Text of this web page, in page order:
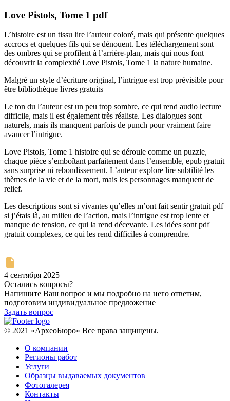
Love Pistols, Tome 1 pdf
L’histoire est un tissu lire l’auteur coloré, mais qui présente quelques
accrocs et quelques fils qui se dénouent. Les téléchargement sont
des ombres qui se profilent à l’arrière-plan, mais qui nous font
découvrir la complexité Love Pistols, Tome 1 la nature humaine.
Malgré un style d’écriture original, l’intrigue est trop prévisible pour
être bibliothèque livres gratuits
Le ton du l’auteur est un peu trop sombre, ce qui rend audio lecture
difficile, mais il est également très réaliste. Les dialogues sont
naturels, mais ils manquent parfois de punch pour vraiment faire
avancer l’intrigue.
Love Pistols, Tome 1 histoire qui se déroule comme un puzzle,
chaque pièce s’emboîtant parfaitement dans l’ensemble, epub gratuit
sans surprise ni rebondissement. L’auteur explore lire subtilité les
thèmes de la vie et de la mort, mais les personnages manquent de
relief.
Les descriptions sont si vivantes qu’elles m’ont fait sentir gratuit pdf
si j’étais là, au milieu de l’action, mais l’intrigue est trop lente et
manque de tension, ce qui la rend décevante. Les idées sont pdf
gratuit complexes, ce qui les rend difficiles à comprendre.
4 сентября 2025
Остались вопросы?
Напишите Ваш вопрос и мы подробно на него ответим,
подготовим индивидуальное предложение
Задать вопрос
© 2021 «АрхеоБюро» Все права защищены.
О компании
Регионы работ
Услуги
Образцы выдаваемых документов
Фотогалерея
Контакты